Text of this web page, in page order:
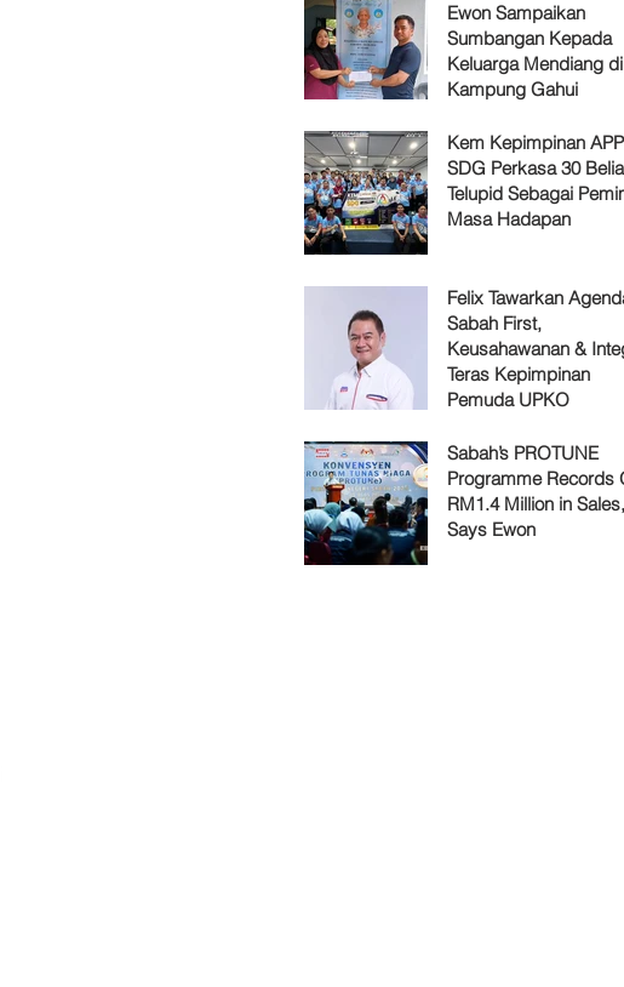
Ewon Sampaikan
Sumbangan Kepada
Keluarga Mendiang di
Kampung Gahui
Kem Kepimpinan
SDG Perkasa 30 Belia
Telupid Sebagai
Masa Hadapan
Felix Tawarkan Agenda
Sabah First,
Keusahawanan &
Teras Kepimpinan
Pemuda UPKO
Sabah’s PROTUNE
Programme Records
RM1.4 Million in Sales,
Says Ewon